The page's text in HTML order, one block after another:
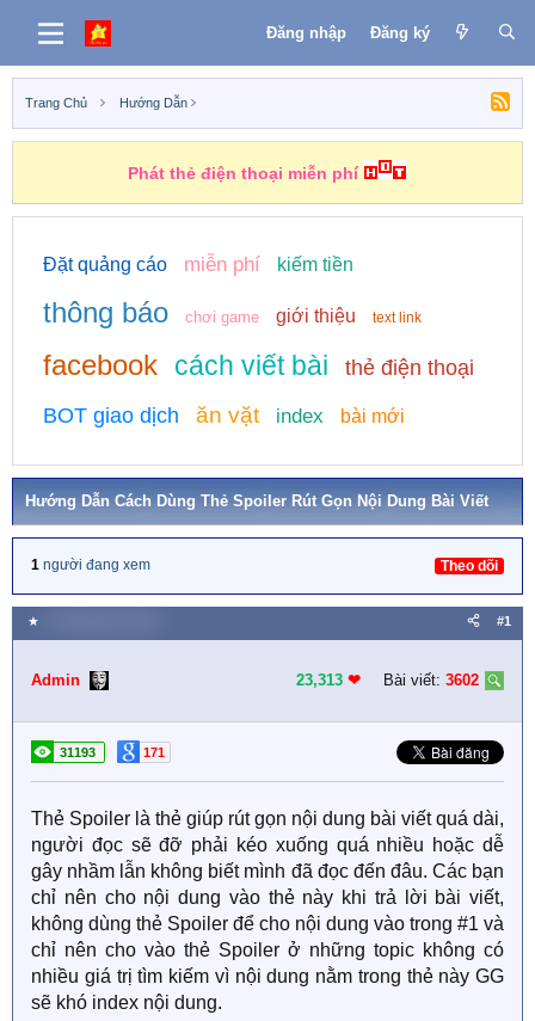
Đăng nhập Đăng ký
Trang Chủ Hướng Dẫn
Phát thẻ điện thoại miễn phí
Đặt quảng cáo miễn phí kiếm tiền
thông báo chơi game giới thiệu text link
facebook cách viết bài
thẻ điện thoại
BOT giao dịch
ăn vặt index bài mới
Hướng Dẫn Cách Dùng Thẻ Spoiler Rút Gọn Nội Dung Bài Viết
1 người đang xem Theo dõi
★ #1
Admin 23,313 ❤︎ Bài viết: 3602
31193 171
Thẻ Spoiler là thẻ giúp rút gọn nội dung bài viết quá dài,
người đọc sẽ đỡ phải kéo xuống quá nhiều hoặc dễ
gây nhầm lẫn không biết mình đã đọc đến đâu. Các bạn
chỉ nên cho nội dung vào thẻ này khi trả lời bài viết,
không dùng thẻ Spoiler để cho nội dung vào trong #1 và
chỉ nên cho vào thẻ Spoiler ở những topic không có
nhiều giá trị tìm kiếm vì nội dung nằm trong thẻ này GG
sẽ khó index nội dung.